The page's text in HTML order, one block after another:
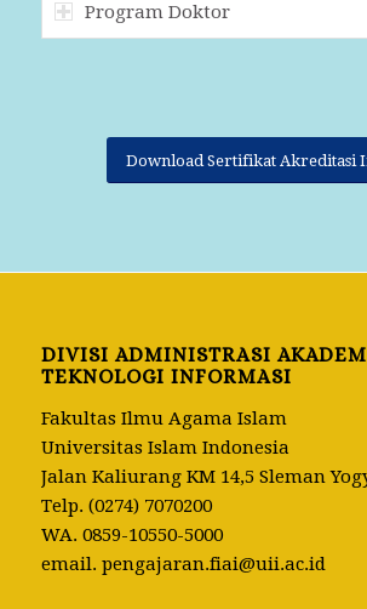
Program Doktor
Download Sertifikat Akreditasi
DIVISI ADMINISTRASI
TEKNOLOGI INFORMASI
Fakultas Ilmu Agama Islam
Universitas Islam Indonesia
Jalan Kaliurang KM 14,5 Sleman
Telp. (0274) 7070200
WA. 0859-10550-5000
email. pengajaran.fiai@uii.ac.id